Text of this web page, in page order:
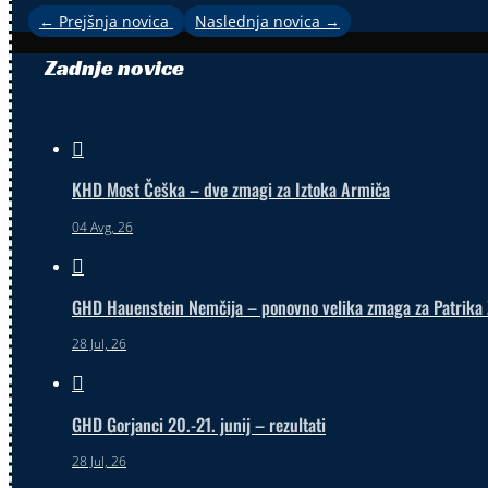
← Prejšnja novica Naslednja novica →
Zadnje novice

KHD Most Češka – dve zmagi za Iztoka Armiča
04 Avg, 26

GHD Hauenstein Nemčija – ponovno velika zmaga za
28 Jul, 26

GHD Gorjanci 20.-21. junij – rezultati
28 Jul, 26